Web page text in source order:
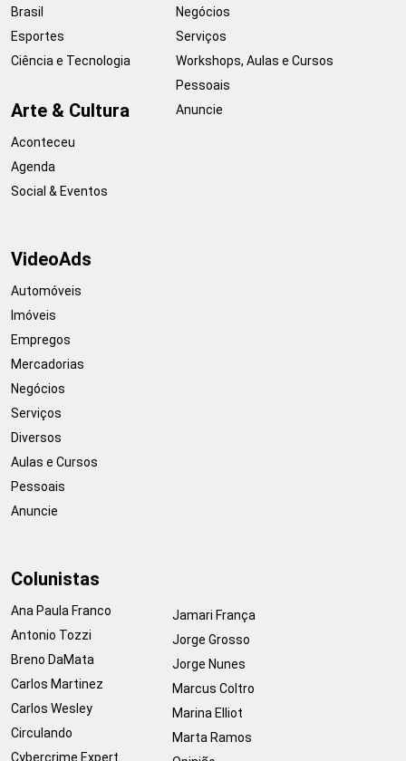
Brasil
Esportes
Ciência e Tecnologia
Arte & Cultura
Aconteceu
Agenda
Social & Eventos
Negócios
Serviços
Workshops, Aulas e Cursos
Pessoais
Anuncie
VideoAds
Automóveis
Imóveis
Empregos
Mercadorias
Negócios
Serviços
Diversos
Aulas e Cursos
Pessoais
Anuncie
Colunistas
Ana Paula Franco
Antonio Tozzi
Breno DaMata
Carlos Martinez
Carlos Wesley
Circulando
Cybercrime Expert
Jamari França
Jorge Grosso
Jorge Nunes
Marcus Coltro
Marina Elliot
Marta Ramos